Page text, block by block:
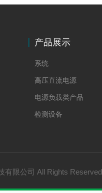
产品展示
系统
高压直流电源
电源负载类产品
检测设备
有限公司 All Rights